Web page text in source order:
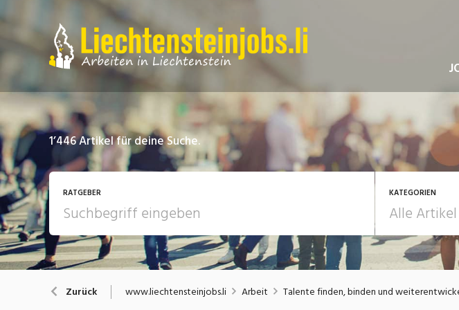
1’446Artikel für deine Suche.
RATGEBER KATEGORIEN
Arbeit Ausbildung / Weiterbildung
Zurück www.liechtensteinjobs.li Arbeit Talente finden, binden und